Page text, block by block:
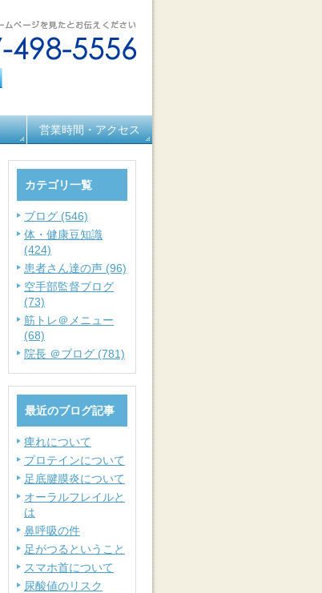
営業時間・アクセス
カテゴリ一覧
ブログ (546)
体・健康豆知識
(424)
患者さん達の声 (96)
空手部監督ブログ
(73)
筋トレ＠メニュー
(68)
院長 ＠ブログ (781)
最近のブログ記事
痺れについて
プロテインについて
足底腱膜炎について
オーラルフレイルと
は
鼻呼吸の件
足がつるということ
スマホ首について
尿酸値のリスク